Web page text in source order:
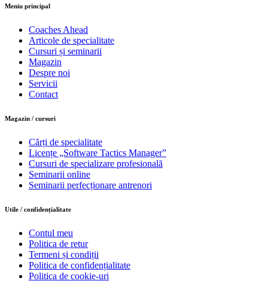
Meniu principal
Coaches Ahead
Articole de specialitate
Cursuri și seminarii
Magazin
Despre noi
Servicii
Contact
Magazin / cursuri
Cărți de specialitate
Licențe „Software Tactics Manager”
Cursuri de specializare profesională
Seminarii online
Seminarii perfecționare antrenori
Utile / confidențialitate
Contul meu
Politica de retur
Termeni și condiții
Politica de confidențialitate
Politica de cookie-uri